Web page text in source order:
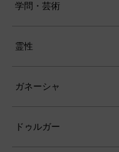
学問・芸術
霊性
ガネーシャ
ドゥルガー